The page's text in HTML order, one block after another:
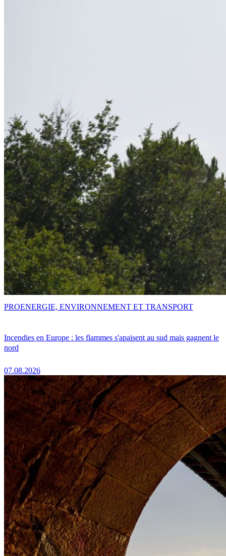
Incendies en Europe : les flammes s'apaisent au sud mais gagnent le
nord
07.08.2026
PROENERGIE, ENVIRONNEMENT ET TRANSPORT